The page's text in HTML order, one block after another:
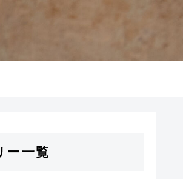
ー一覧